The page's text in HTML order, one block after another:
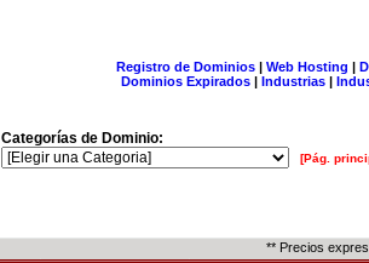
Registro de Dominios| Web Hosting |
Dominios Expirados | Industrias |
Categorías de Dominio:
[Pág.
** Precios